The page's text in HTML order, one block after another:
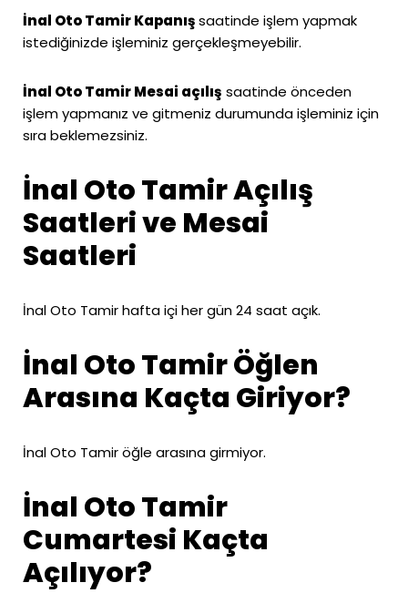
İnal Oto Tamir Kapanışsaatinde işlem yapmak
istediğinizde işleminiz gerçekleşmeyebilir.
İnal Oto Tamir Mesai açılış saatinde önceden
işlem yapmanız ve gitmeniz durumunda işleminiz için
sıra beklemezsiniz.
İnal Oto Tamir Açılış
Saatleri ve Mesai
Saatleri
İnal Oto Tamir hafta içi her gün 24 saat açık.
İnal Oto Tamir Öğlen
Arasına Kaçta Giriyor?
İnal Oto Tamir öğle arasına girmiyor.
İnal Oto Tamir
Cumartesi Kaçta
Açılıyor?